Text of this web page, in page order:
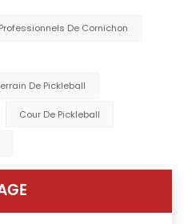
De Cornichon
De Pickleball
Cour De Pickleball